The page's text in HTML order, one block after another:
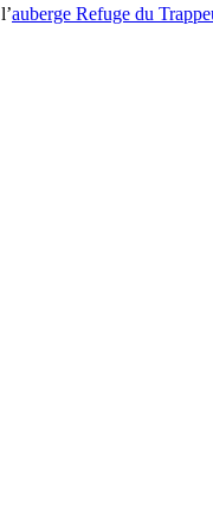
auberge Refuge du